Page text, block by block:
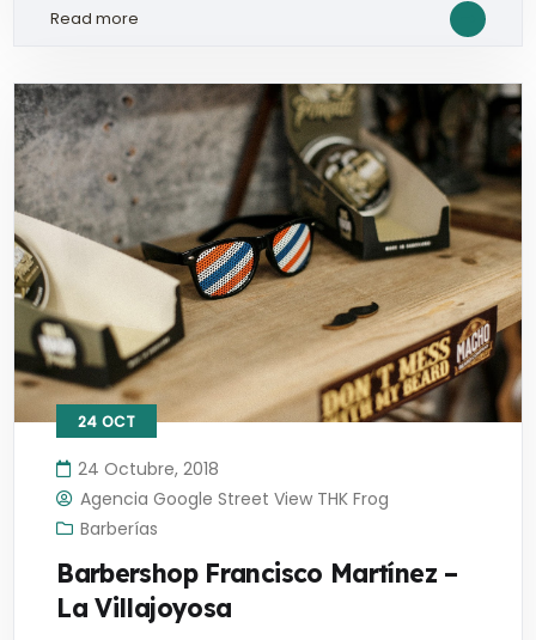
Read more
24 OCT
24 Octubre, 2018
Agencia Google Street View THK Frog
Barberías
Barbershop Francisco Martínez –
La Villajoyosa